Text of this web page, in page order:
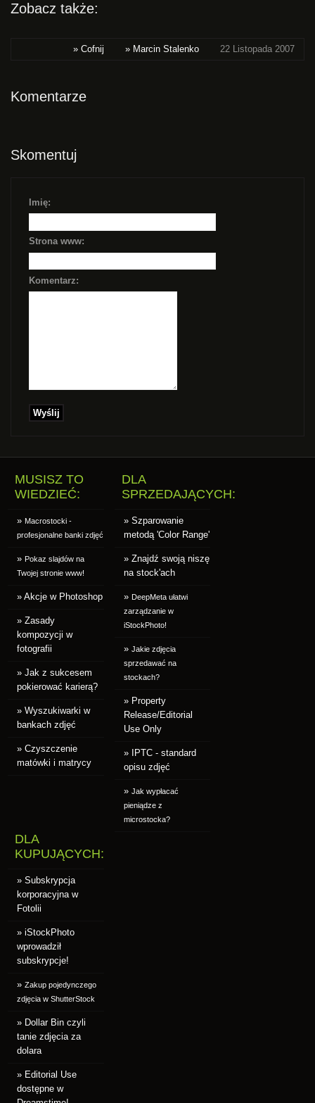
Zobacz także:
» Cofnij » Marcin Stalenko 22 Listopada 2007
Komentarze
Skomentuj
Imię:
Strona www:
Komentarz:
MUSISZ TO
WIEDZIEĆ:
» Macrostocki -
profesjonalne banki zdjęć
» Pokaz slajdów na
Twojej stronie www!
» Akcje w Photoshop
» Zasady
kompozycji w
fotografii
» Jak z sukcesem
pokierować karierą?
» Wyszukiwarki w
bankach zdjęć
» Czyszczenie
matówki i matrycy
DLA
SPRZEDAJĄCYCH:
» Szparowanie
metodą 'Color Range'
» Znajdź swoją niszę
na stock'ach
» DeepMeta ułatwi
zarządzanie w
iStockPhoto!
» Jakie zdjęcia
sprzedawać na
stockach?
» Property
Release/Editorial
Use Only
» IPTC - standard
opisu zdjęć
» Jak wypłacać
pieniądze z
microstocka?
DLA
KUPUJĄCYCH:
» Subskrypcja
korporacyjna w
Fotolii
» iStockPhoto
wprowadził
subskrypcje!
»Zakup pojedynczego
zdjęcia w ShutterStock
» Dollar Bin czyli
tanie zdjęcia za
dolara
» Editorial Use
dostępne w